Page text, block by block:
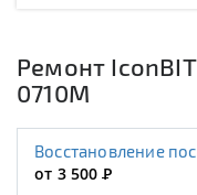
Ремонт IconBIT
0710M
Восстановление
от 3 500Р